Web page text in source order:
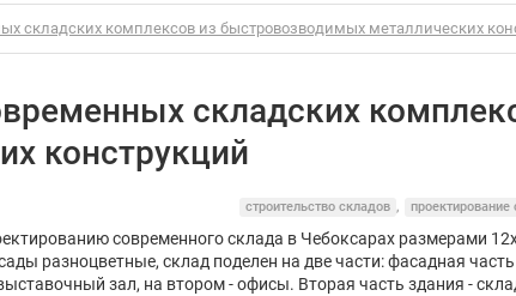
складских комплексов из быстровозводимых металлических
складских
конструкций
строительство складов , проектирование
современного склада в Чебоксарах размерами
разноцветные, склад поделен на две части: фасадная
зал, на втором - офисы. Вторая часть здания -